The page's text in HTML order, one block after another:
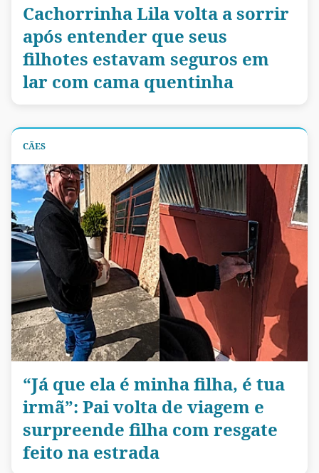
Cachorrinha Lila volta a sorrir
após entender que seus
filhotes estavam seguros em
lar com cama quentinha
CÃES
“Já que ela é minha filha, é tua
irmã”: Pai volta de viagem e
surpreende filha com resgate
feito na estrada